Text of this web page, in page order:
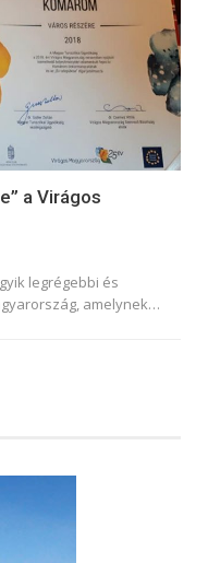
a Virágos
legrégebbi és
amelynek…